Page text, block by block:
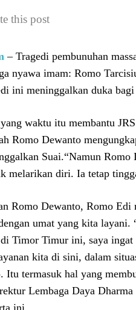
this post
– Tragedi pembunuhan
nyawa imam: Romo
ini meninggalkan duka
waktu itu membantu
Romo Dewanto
Suai.“Namun
melarikan diri. Ia tetap
Romo Dewanto, Romo Edi
umat yang kita
Timor Timur ini, saya ingat
kita di sini, dalam
Itu termasuk hal yang
Lembaga Daya